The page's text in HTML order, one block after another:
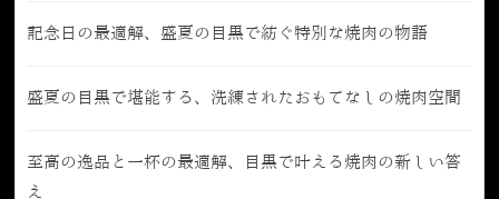
記念日の最適解、盛夏の目黒で紡ぐ特別な焼肉の物語
盛夏の目黒で堪能する、洗練されたおもてなしの焼肉空間
至高の逸品と一杯の最適解、目黒で叶える焼肉の新しい答
え